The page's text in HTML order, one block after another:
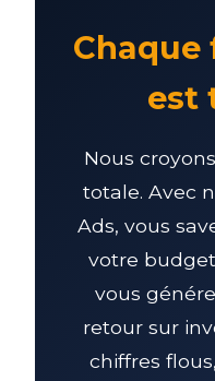
Chaque
est
Nous
totale. Avec
Ads, vous
votre
vous
retour sur
chiffres